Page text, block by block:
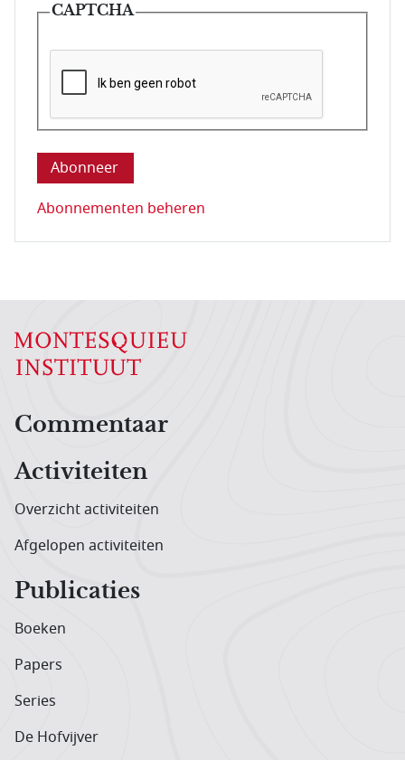
CAPTCHA
Deze vraag is om te controleren dat u een mens
Abonnementen beheren
Hoofdnavigatiemenu
Commentaar
Activiteiten
Overzicht activiteiten
Afgelopen activiteiten
Publicaties
Boeken
Papers
Series
De Hofvijver